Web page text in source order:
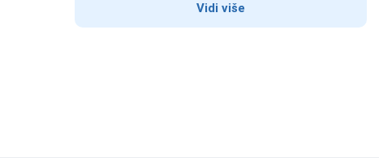
Vidi više